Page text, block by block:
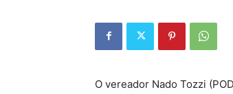
O vereador Nado Tozzi